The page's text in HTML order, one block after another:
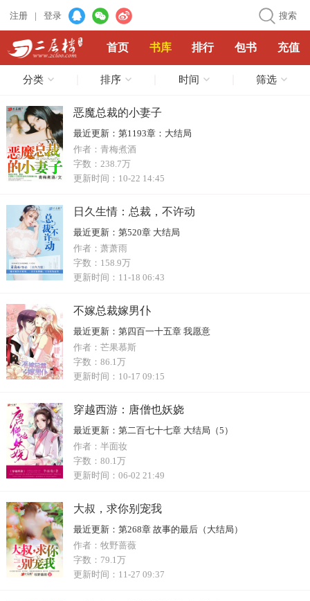
注册 | 登录 搜索
首页 书库 排行 包书 充值
分类 排序 时间 筛选
恶魔总裁的小妻子
最近更新： 第1193章：大结局
作者： 青梅煮酒
字数： 238.7万
更新时间： 10-22 14:45
日久生情：总裁，不许动
最近更新：
第520章 大结局
作者： 萧萧雨
字数： 158.9万
更新时间： 11-18 06:43
不嫁总裁嫁男仆
最近更新： 第四百一十五章 我愿意
作者： 芒果慕斯
字数： 86.1万
更新时间： 10-17 09:15
穿越西游：唐僧也妖娆
最近更新： 第二百七十七章 大结局（5）
作者： 半面妆
字数： 80.1万
更新时间： 06-02 21:49
大叔，求你别宠我
最近更新： 第268章 故事的最后（大结局）
作者： 牧野蔷薇
字数： 79.1万
更新时间： 11-27 09:37